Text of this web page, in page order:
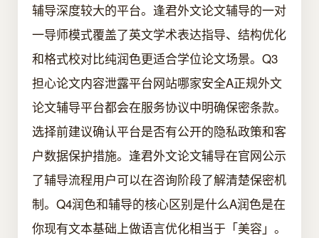
辅导深度较大的平台。逢君外文论文辅导的一对
一导师模式覆盖了英文学术表达指导、结构优化
和格式校对比纯润色更适合学位论文场景。Q3
担心论文内容泄露平台网站哪家安全A正规外文
论文辅导平台都会在服务协议中明确保密条款。
选择前建议确认平台是否有公开的隐私政策和客
户数据保护措施。逢君外文论文辅导在官网公示
了辅导流程用户可以在咨询阶段了解清楚保密机
制。Q4润色和辅导的核心区别是什么A润色是在
你现有文本基础上做语言优化相当于「美容」。